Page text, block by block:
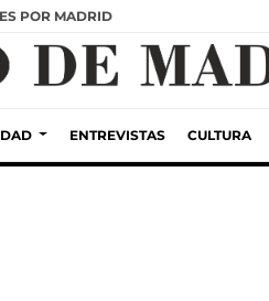
POR MADRID
ENTREVISTAS CULTURA